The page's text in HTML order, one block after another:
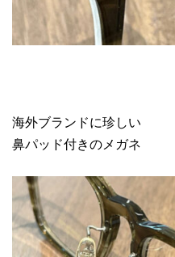
海外ブランドに珍しい
鼻パッド付きのメガネ